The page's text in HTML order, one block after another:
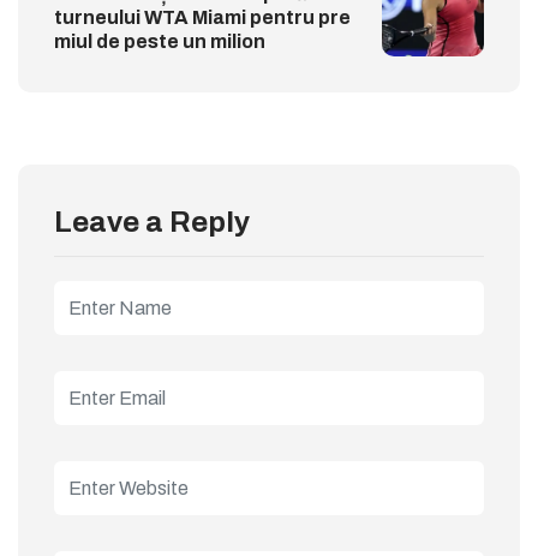
turneului WTA Miami pentru pre
miul de peste un milion
Leave a Reply